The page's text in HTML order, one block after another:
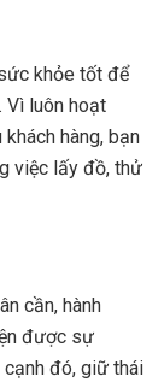
khỏe tốt để
Vì luôn hoạt
hàng, bạn
việc lấy đồ, thử
cần, hành
được sự
cạnh đó, giữ thái